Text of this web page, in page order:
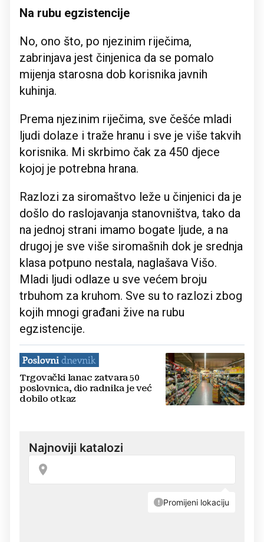
Na rubu egzistencije
No, ono što, po njezinim riječima,
zabrinjava jest činjenica da se pomalo
mijenja starosna dob korisnika javnih
kuhinja.
Prema njezinim riječima, sve češće mladi
ljudi dolaze i traže hranu i sve je više takvih
korisnika. Mi skrbimo čak za 450 djece
kojoj je potrebna hrana.
Razlozi za siromaštvo leže u činjenici da je
došlo do raslojavanja stanovništva, tako da
na jednoj strani imamo bogate ljude, a na
drugoj je sve više siromašnih dok je srednja
klasa potpuno nestala, naglašava Višo.
Mladi ljudi odlaze u sve većem broju
trbuhom za kruhom. Sve su to razlozi zbog
kojih mnogi građani žive na rubu
egzistencije.
Trgovački lanac zatvara 50
poslovnica, dio radnika je već
dobilo otkaz